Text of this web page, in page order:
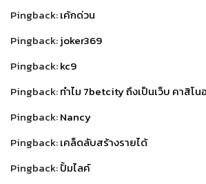
Pingback:เค้กด่วน
Pingback:joker369
Pingback:kc9
Pingback:ทำไม 7betcity ถึงเป็นเว็บ คาสิโน
Pingback:Nancy
Pingback:เคล็ดลับสร้างรายได้
Pingback:ปั้มไลค์